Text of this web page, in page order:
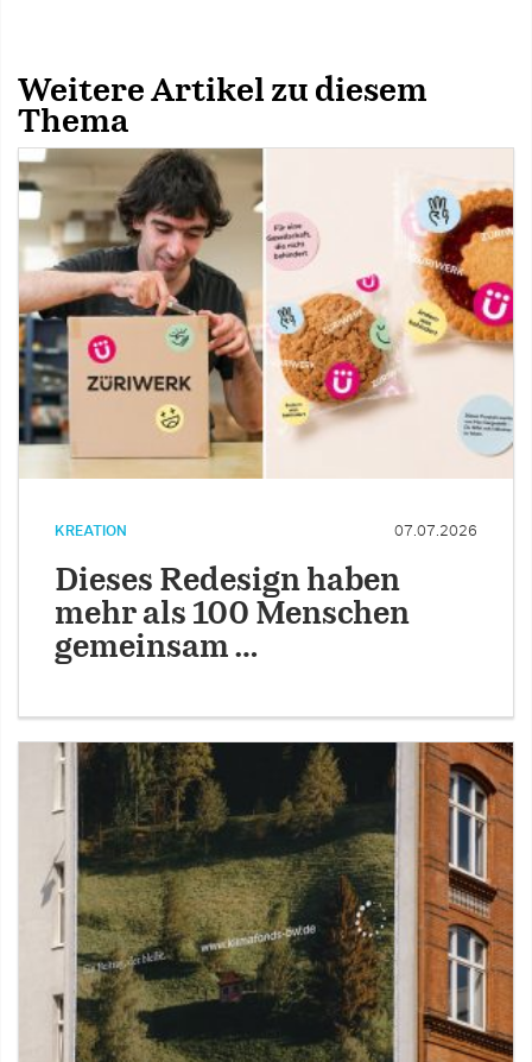
Weitere Artikel zu diesem
Thema
KREATION 07.07.2026
Dieses Redesign haben
mehr als 100 Menschen
gemeinsam …